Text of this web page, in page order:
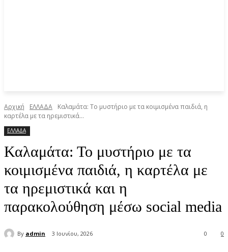
Αρχική ΕΛΛΑΔΑ
Καλαμάτα: Το μυστήριο με τα κοιμισμένα παιδιά, η
καρτέλα με τα ηρεμιστικά...
ΕΛΛΑΔΑ
Καλαμάτα: Το μυστήριο με τα
κοιμισμένα παιδιά, η καρτέλα με
τα ηρεμιστικά και η
παρακολούθηση μέσω social media
By admin 3 Ιουνίου, 2026 0
0